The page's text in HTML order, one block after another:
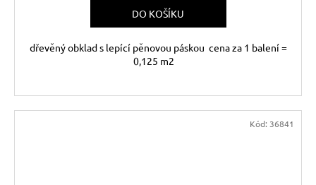
DO KOŠÍKU
dřevěný obklad s lepící pěnovou páskou cena za 1 balení =
0,125 m2
Kód: 36841